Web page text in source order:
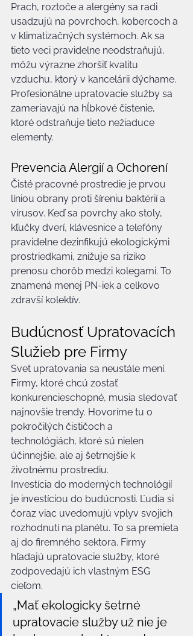
Prach, roztoče a alergény sa radi
usadzujú na povrchoch, kobercoch a
v klimatizačných systémoch. Ak sa
tieto veci pravidelne neodstraňujú,
môžu výrazne zhoršiť kvalitu
vzduchu, ktorý v kancelárii dýchame.
Profesionálne upratovacie služby sa
zameriavajú na hĺbkové čistenie,
ktoré odstraňuje tieto nežiaduce
elementy.
Prevencia Alergií a Ochorení
Čisté pracovné prostredie je prvou
líniou obrany proti šíreniu baktérií a
vírusov. Keď sa povrchy ako stoly,
kľučky dverí, klávesnice a telefóny
pravidelne dezinfikujú ekologickými
prostriedkami, znižuje sa riziko
prenosu chorôb medzi kolegami. To
znamená menej PN-iek a celkovo
zdravší kolektív.
Budúcnosť Upratovacích
Služieb pre Firmy
Svet upratovania sa neustále mení.
Firmy, ktoré chcú zostať
konkurencieschopné, musia sledovať
najnovšie trendy. Hovoríme tu o
pokročilých čističoch a
technológiách, ktoré sú nielen
účinnejšie, ale aj šetrnejšie k
životnému prostrediu.
Investícia do moderných technológií
je investíciou do budúcnosti. Ľudia si
čoraz viac uvedomujú vplyv svojich
rozhodnutí na planétu. To sa premieta
aj do firemného sektora. Firmy
hľadajú upratovacie služby, ktoré
zodpovedajú ich vlastným ESG
cieľom.
„Mať ekologicky šetrné
upratovacie služby už nie je